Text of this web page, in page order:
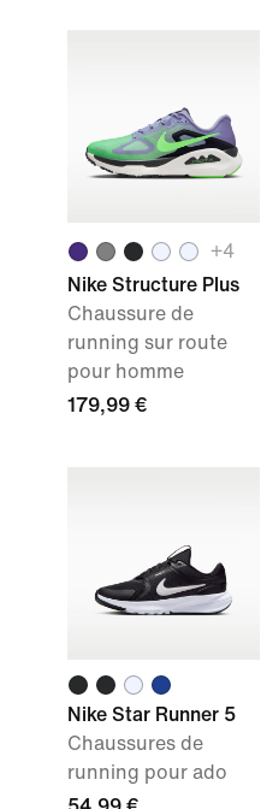
+4
Nike Structure Plus
Chaussure de
running sur route
pour homme
179,99 €
Nike Star Runner 5
Chaussures de
running pour ado